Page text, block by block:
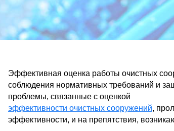
Эффективная оценка работы очистных
соблюдения нормативных требований и
проблемы, связанные с оценкой
эффективности очистных сооружений,
эффективности, и на препятствия,